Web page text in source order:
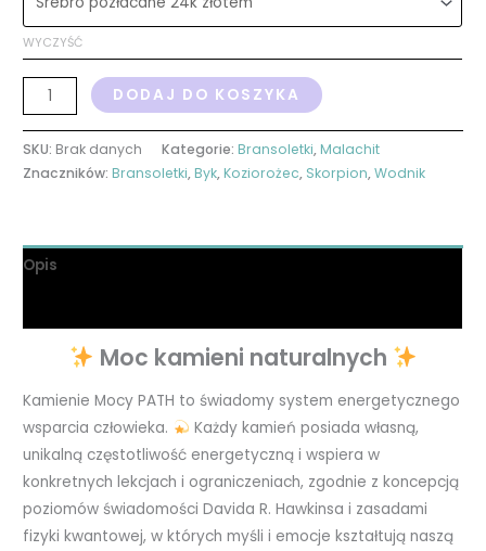
WYCZYŚĆ
DODAJ DO KOSZYKA
SKU: Brak danych Kategorie:Bransoletki,Malachit
Znaczników:Bransoletki,Byk,Koziorożec, Skorpion,Wodnik
Opis
Moc kamieni naturalnych
Kamienie Mocy PATH to świadomy system energetycznego
wsparcia człowieka.
Każdy kamień posiada własną,
unikalną częstotliwość energetyczną i wspiera w
konkretnych lekcjach i ograniczeniach, zgodnie z koncepcją
poziomów świadomości Davida R. Hawkinsa i zasadami
fizyki kwantowej, w których myśli i emocje kształtują naszą